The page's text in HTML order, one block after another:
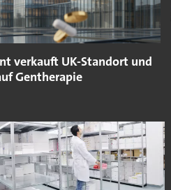
verkauft UK-Standort und
Gentherapie